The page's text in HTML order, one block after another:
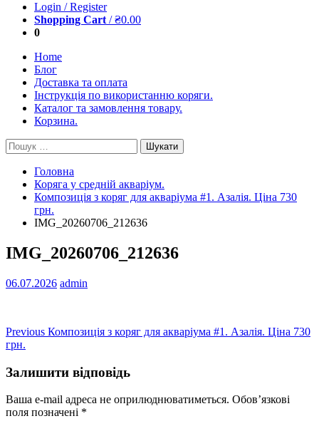
Login / Register
Shopping Cart /₴0.00
0
Home
Блог
Доставка та оплата
Інструкція по використанню коряги.
Каталог та замовлення товару.
Корзина.
Пошук:
Головна
Коряга у средній акваріум.
Композиція з коряг для акваріума #1. Азалія. Ціна 730
грн.
IMG_20260706_212636
IMG_20260706_212636
06.07.2026 admin
Навігація
записів
Previous Previous
Композиція з коряг для акваріума #1. Азалія. Ціна 730
грн.
Залишити відповідь
Ваша e-mail адреса не оприлюднюватиметься. Обов’язкові
поля позначені *